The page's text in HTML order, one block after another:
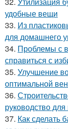
удобные вещи
33. Из
для домашнего
34. Проблемы с
справиться с
35. Улучшение
оптимальной
36.
руководство
37. Как сделать